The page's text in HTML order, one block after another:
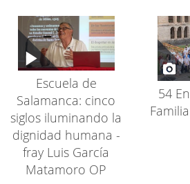
Escuela de
Salamanca: cinco
siglos iluminando la
dignidad humana -
fray Luis García
Matamoro OP
54